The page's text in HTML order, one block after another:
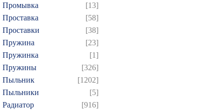
Промывка
[13]
Проставка
[58]
Проставки
[38]
Пружина
[23]
Пружинка
[1]
Пружины
[326]
Пыльник
[1202]
Пыльники
[5]
Радиатор
[916]